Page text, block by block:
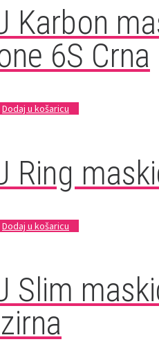
Karbon
6S Crna
Dodaj u košaricu
Ring
Dodaj u košaricu
Slim